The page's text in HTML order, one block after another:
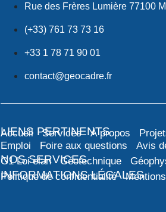
Rue des Frères Lumière 77100
(+33) 761 73 73 16
+33 1 78 71 90 01
contact@geocadre.fr
LIENS PERTINENTS
Accueil Services À propos
Emploi
Foire aux questions Avis
NOS SERVICES
G1 Loi elan Géotechnique
INFORMATIONS LÉGALES
Politique de confidentialité